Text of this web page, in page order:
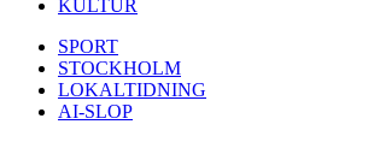
KULTUR
SPORT
STOCKHOLM
LOKALTIDNING
AI-SLOP